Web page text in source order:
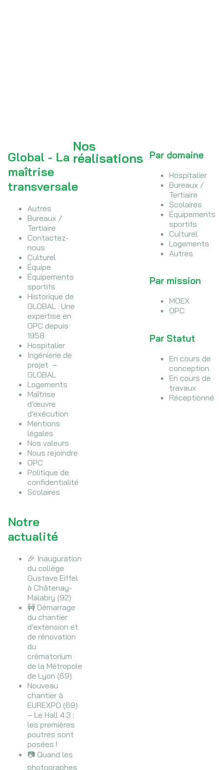
Global - La
maîtrise
transversale
Autres
Bureaux /
Tertiaire
Contactez-
nous
Culturel
Équipe
Équipements
sportifs
Historique de
GLOBAL : Une
expertise en
OPC depuis
1958
Hospitalier
Ingénierie de
projet –
GLOBAL
Logements
Maîtrise
d’œuvre
d’exécution
Mentions
légales
Nos valeurs
Nous rejoindre
OPC
Politique de
confidentialité
Scolaires
Notre
actualité
🎉 Inauguration
du collège
Gustave Eiffel
à Châtenay-
Malabry (92)
🚧 Démarrage
du chantier
d’extension et
de rénovation
du
crématorium
de la Métropole
de Lyon (69)
Nouveau
chantier à
EUREXPO (69)
– Le Hall 4.3 :
les premières
poutres sont
posées !
📷 Quand les
photographes
Nos
réalisations
Par domaine
Hospitalier
Bureaux /
Tertiaire
Scolaires
Équipements
sportifs
Culturel
Logements
Autres
Par mission
MOEX
OPC
Par Statut
En cours de
conception
En cours de
travaux
Réceptionné